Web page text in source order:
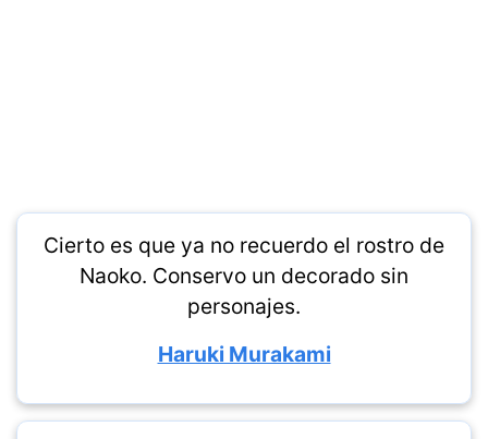
Cierto es que ya no recuerdo el rostro de
Naoko. Conservo un decorado sin
personajes.
Haruki Murakami